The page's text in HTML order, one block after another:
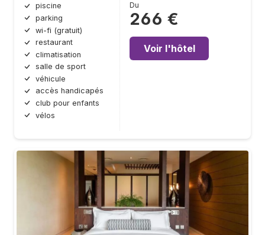
piscine
parking
wi-fi (gratuit)
restaurant
climatisation
salle de sport
véhicule
accès handicapés
club pour enfants
vélos
Du
266 €
Voir l'hôtel